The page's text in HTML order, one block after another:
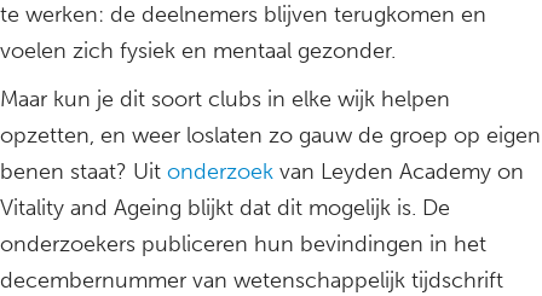
te werken: de deelnemers blijven terugkomen en
voelen zich fysiek en mentaal gezonder.
Maar kun je dit soort clubs in elke wijk helpen
opzetten, en weer loslaten zo gauw de groep op eigen
benen staat? Uit onderzoek van Leyden Academy on
Vitality and Ageing blijkt dat dit mogelijk is. De
onderzoekers publiceren hun bevindingen in het
decembernummer van wetenschappelijk tijdschrift